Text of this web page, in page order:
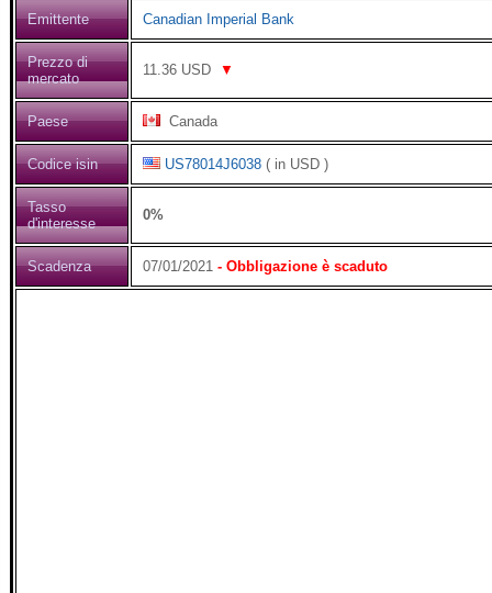
Emittente Canadian Imperial Bank
Prezzo di
mercato
11.36 USD ▼
Paese Canada
Codice isin US78014J6038 ( in USD )
Tasso
d'interesse
0%
Scadenza 07/01/2021 - Obbligazione è scaduto